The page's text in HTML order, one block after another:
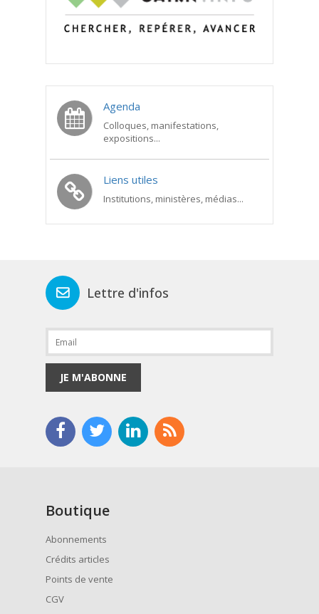
Agenda
Colloques, manifestations,
expositions...
Liens utiles
Institutions, ministères, médias...
Lettre d'infos
JE M'ABONNE
Boutique
Abonnements
Crédits articles
Points de vente
CGV